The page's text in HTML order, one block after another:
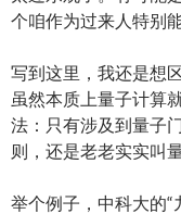
个咱作为过来人特别能
写到这里，我还是想
虽然本质上量子计算
法：只有涉及到量子
则，还是老老实实叫
举个例子，中科大的